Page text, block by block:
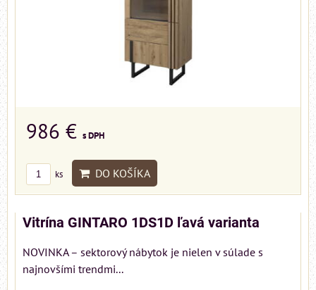
986 € s DPH
ks DO KOŠÍKA
Vitrína GINTARO 1DS1D ľavá varianta
NOVINKA – sektorový nábytok je nielen v súlade s
najnovšími trendmi...